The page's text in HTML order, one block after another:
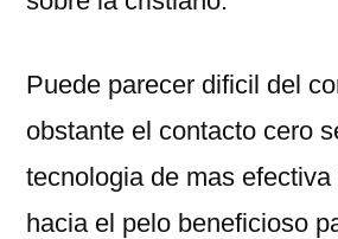
Puede parecer dificil del
obstante el contacto cero
tecnologia de mas
hacia el pelo beneficioso